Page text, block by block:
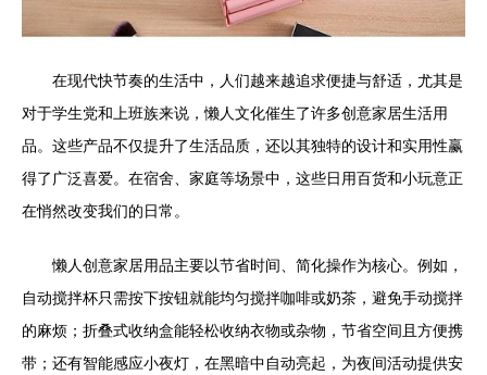
在现代快节奏的生活中，人们越来越追求便捷与舒适，尤其是
对于学生党和上班族来说，懒人文化催生了许多创意家居生活用
品。这些产品不仅提升了生活品质，还以其独特的设计和实用性赢
得了广泛喜爱。在宿舍、家庭等场景中，这些日用百货和小玩意正
在悄然改变我们的日常。
懒人创意家居用品主要以节省时间、简化操作为核心。例如，
自动搅拌杯只需按下按钮就能均匀搅拌咖啡或奶茶，避免手动搅拌
的麻烦；折叠式收纳盒能轻松收纳衣物或杂物，节省空间且方便携
带；还有智能感应小夜灯，在黑暗中自动亮起，为夜间活动提供安